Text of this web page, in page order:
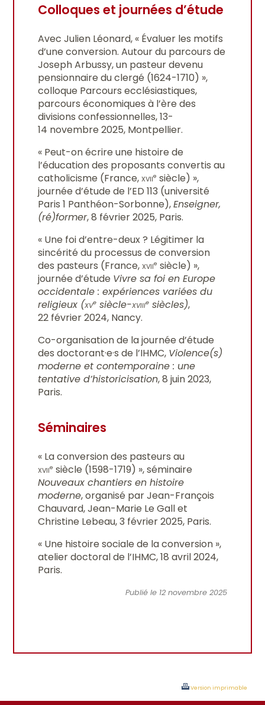
Colloques et journées d’étude
Avec Julien Léonard, « Évaluer les motifs
d’une conversion. Autour du parcours de
Joseph Arbussy, un pasteur devenu
pensionnaire du clergé (1624-1710) »,
colloque Parcours ecclésiastiques,
parcours économiques à l’ère des
divisions confessionnelles, 13-
14 novembre 2025, Montpellier.
« Peut-on écrire une histoire de
l’éducation des proposants convertis au
catholicisme (France,xviie siècle) »,
journée d’étude de l’ED 113 (université
Paris 1 Panthéon-Sorbonne),Enseigner,
(ré)former, 8 février 2025, Paris.
« Une foi d’entre-deux ? Légitimer la
sincérité du processus de conversion
des pasteurs (France,xviie siècle) »,
journée d’étude Vivre sa foi en Europe
occidentale : expériences variées du
religieux (xve siècle-xviiie siècles),
22 février 2024, Nancy.
Co-organisation de la journée d’étude
des doctorant·e·s de l’IHMC, Violence(s)
moderne et contemporaine : une
tentative d’historicisation, 8 juin 2023,
Paris.
Séminaires
« La conversion des pasteurs au
xviie siècle (1598-1719) », séminaire
Nouveaux chantiers en histoire
moderne, organisé par Jean-François
Chauvard, Jean-Marie Le Gall et
Christine Lebeau, 3 février 2025, Paris.
« Une histoire sociale de la conversion »,
atelier doctoral de l’IHMC, 18 avril 2024,
Paris.
Publié le 12 novembre 2025
Version imprimable